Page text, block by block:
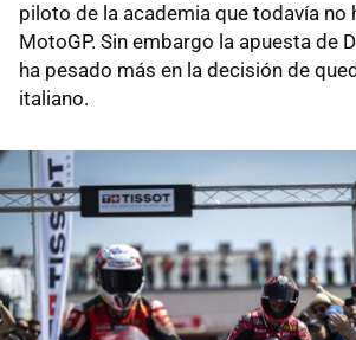
piloto de la academia que todavía no
MotoGP. Sin embargo la apuesta de
ha pesado más en la decisión de
italiano.